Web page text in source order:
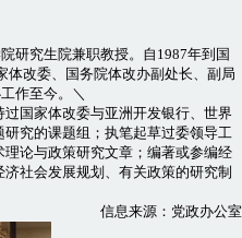
研究生院兼职教授。自1987年到国
体改委、国务院体改办副处长、副局
作至今。＼
国家体改委与亚洲开发银行、世界
究的课题组；执笔起草过委领导工
论与政策研究文章；编著或参编经
社会发展规划、有关政策的研究制
信息来源：党政办公室